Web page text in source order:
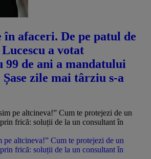
afaceri. De pe patul de
a votat
99 de ani a mandatului
zile mai târziu s-a
pe altcineva!” Cum te protejezi de un
frică: soluții de la un consultant în